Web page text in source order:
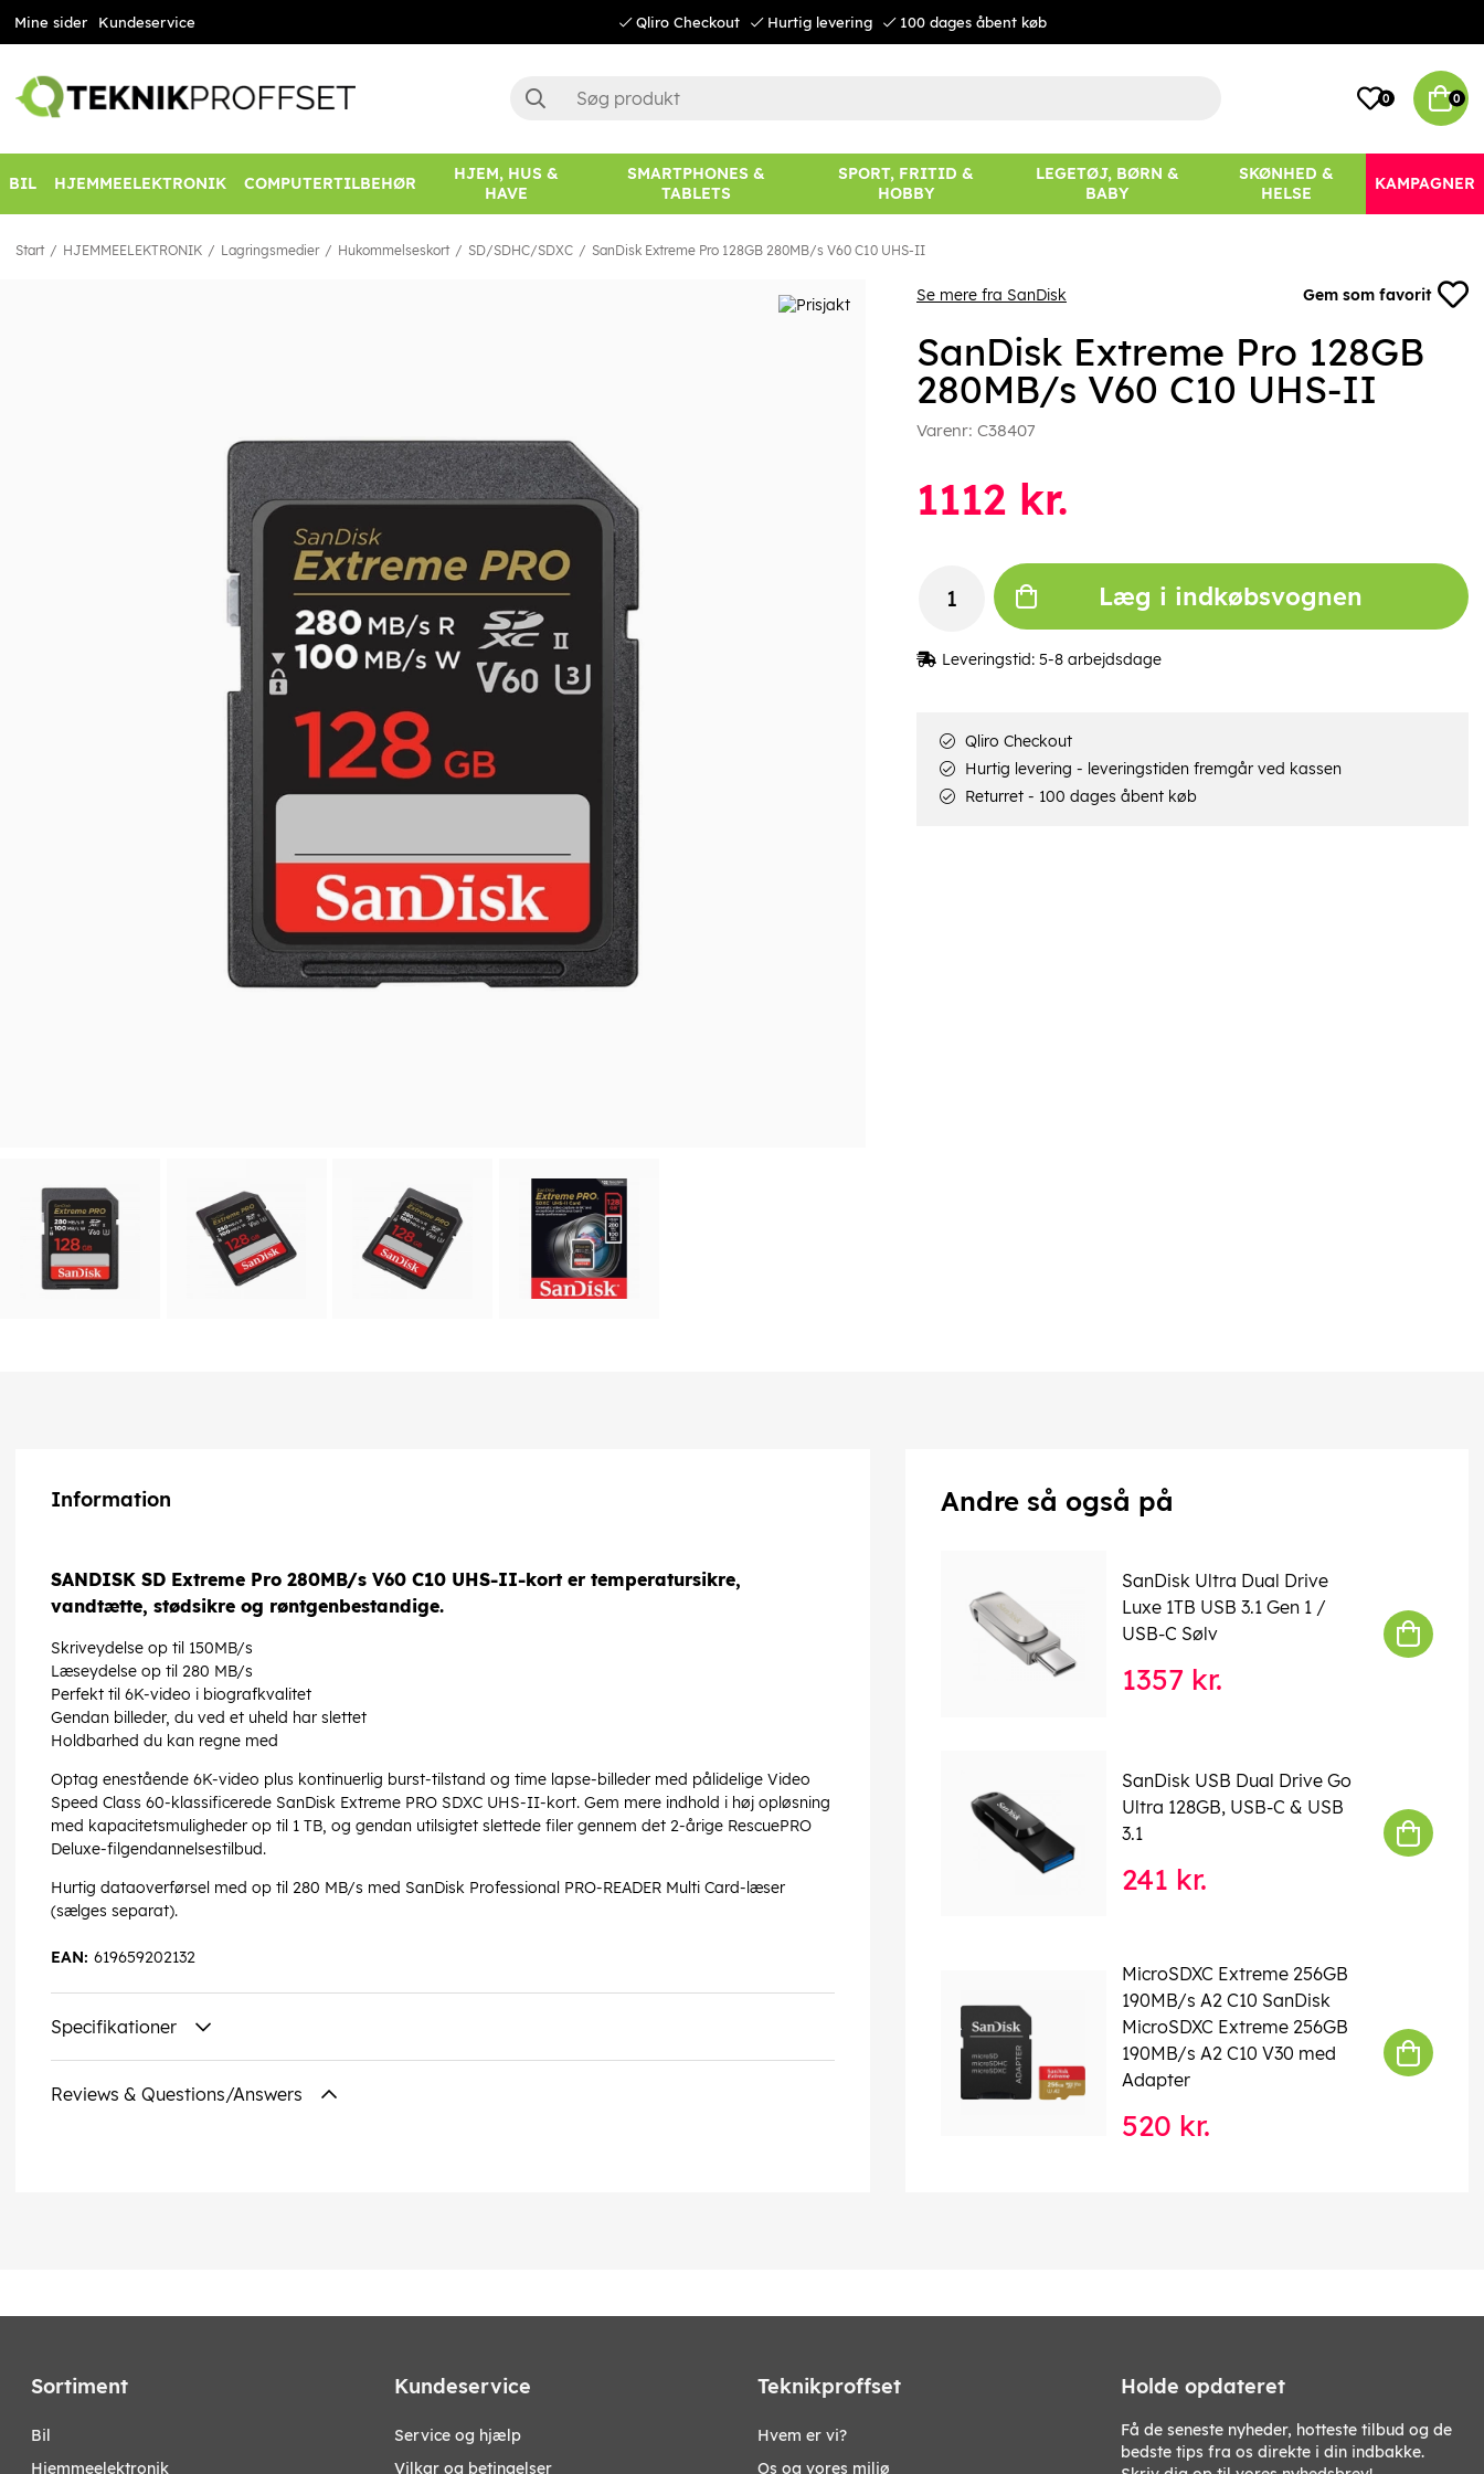
Mine sider Kundeservice Qliro Checkout Hurtig levering 100 dages åbent køb
0 0
BIL HJEMMEELEKTRONIK COMPUTERTILBEHØR
HJEM, HUS &
HAVE
SMARTPHONES &
TABLETS
SPORT, FRITID &
HOBBY
LEGETØJ, BØRN &
BABY
SKØNHED &
HELSE
KAMPAGNER
Start HJEMMEELEKTRONIK Lagringsmedier Hukommelseskort SD/SDHC/SDXC SanDisk Extreme Pro 128GB 280MB/s V60 C10 UHS-II
Se mere fra SanDisk Gem som favorit
SanDisk Extreme Pro 128GB
280MB/s V60 C10 UHS-II
Varenr: C38407
1112kr.
Læg i indkøbsvognen
Leveringstid: 5-8 arbejdsdage
Qliro Checkout
Hurtig levering - leveringstiden fremgår ved kassen
Returret - 100 dages åbent køb
Information
SANDISK SD Extreme Pro 280MB/s V60 C10 UHS-II-kort er temperatursikre,
vandtætte, stødsikre og røntgenbestandige.
Skriveydelse op til 150MB/s
Læseydelse op til 280 MB/s
Perfekt til 6K-video i biografkvalitet
Gendan billeder, du ved et uheld har slettet
Holdbarhed du kan regne med
Optag enestående 6K-video plus kontinuerlig burst-tilstand og time lapse-billeder med pålidelige Video
Speed Class 60-klassificerede SanDisk Extreme PRO SDXC UHS-II-kort. Gem mere indhold i høj opløsning
med kapacitetsmuligheder op til 1 TB, og gendan utilsigtet slettede filer gennem det 2-årige RescuePRO
Deluxe-filgendannelsestilbud.
Hurtig dataoverførsel med op til 280 MB/s med SanDisk Professional PRO-READER Multi Card-læser
(sælges separat).
619659202132
EAN:
Specifikationer
Reviews & Questions/Answers
Andre så også på
SanDisk Ultra Dual Drive
Luxe 1TB USB 3.1 Gen 1 /
USB-C Sølv
1357 kr.
SanDisk USB Dual Drive Go
Ultra 128GB, USB-C & USB
3.1
241 kr.
MicroSDXC Extreme 256GB
190MB/s A2 C10 SanDisk
MicroSDXC Extreme 256GB
190MB/s A2 C10 V30 med
Adapter
520 kr.
Sortiment
bil
hjemmeelektronik
Kundeservice
Service og hjælp
Vilkar og betingelser
Teknikproffset
Hvem er vi?
Os og vores miljø
Holde opdateret
Få de seneste nyheder, hotteste tilbud og de
bedste tips fra os direkte i din indbakke.